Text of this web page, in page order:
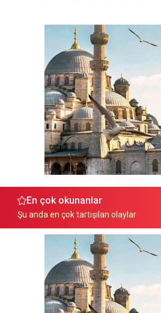
En çok okunanlar
Şu anda en çok tartışılan olaylar